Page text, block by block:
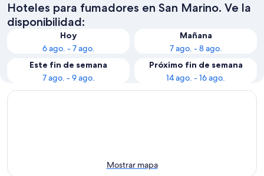
Hoteles para fumadores en San Marino. Ve la
disponibilidad:
Hoy
6 ago. - 7 ago.
Mañana
7 ago. - 8 ago.
Este fin de semana
7 ago. - 9 ago.
Próximo fin de semana
14 ago. - 16 ago.
Mostrar mapa